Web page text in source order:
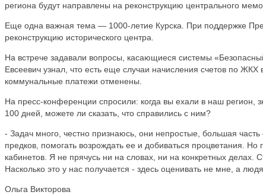
региона будут направлены на реконструкцию центрального
Еще одна важная тема — 1000-летие Курска. При поддержке
реконструкцию исторического центра.
На встрече задавали вопросы, касающиеся системы
Евсеевич узнал, что есть еще случаи начисления счетов по
коммунальные платежи отменены.
На пресс-конференции спросили: когда вы ехали в наш регион,
100 дней, можете ли сказать, что справились с ним?
- Задач много, честно признаюсь, они непростые, большая
предков, помогать возрождать ее и добиваться процветания.
кабинетов. Я не прячусь ни на словах, ни на конкретных делах.
Насколько это у нас получается - здесь оценивать не мне, а
Ольга Викторова